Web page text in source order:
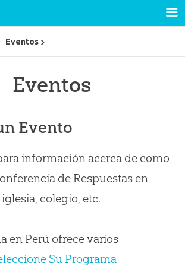
Eventos
Evento
información acerca de como
de Respuestas en
colegio, etc.
en Perú ofrece varios
Su Programa
Eventos